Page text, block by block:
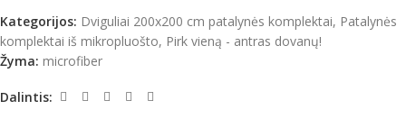
Kategorijos: Dviguliai 200x200 cm patalynės komplektai, Patalynės
komplektai iš mikropluošto, Pirk vieną - antras dovanų!
Žyma: microfiber
Dalintis: